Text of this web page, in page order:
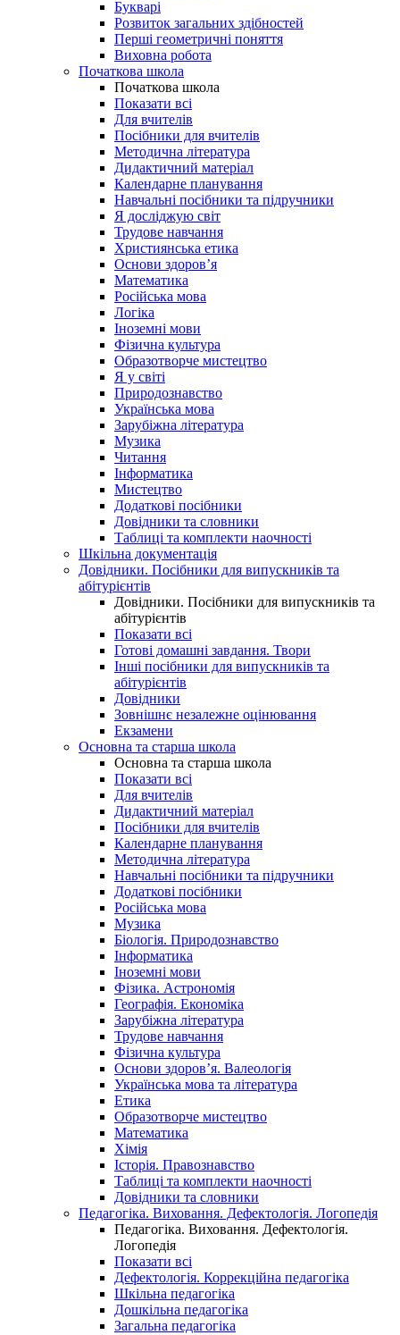
Букварі
Розвиток загальних здібностей
Перші геометричні поняття
Виховна робота
Початкова школа
Початкова школа
Показати всі
Для вчителів
Посібники для вчителів
Методична література
Дидактичний матеріал
Календарне планування
Навчальні посібники та підручники
Я досліджую світ
Трудове навчання
Християнська етика
Основи здоров’я
Математика
Російська мова
Логіка
Іноземні мови
Фізична культура
Образотворче мистецтво
Я у світі
Природознавство
Українська мова
Зарубіжна література
Музика
Читання
Інформатика
Мистецтво
Додаткові посібники
Довідники та словники
Таблиці та комплекти наочності
Шкільна документація
Довідники. Посібники для випускників та
абітурієнтів
Довідники. Посібники для випускників та
абітурієнтів
Показати всі
Готові домашні завдання. Твори
Інші посібники для випускників та
абітурієнтів
Довідники
Зовнішнє незалежне оцінювання
Екзамени
Основна та старша школа
Основна та старша школа
Показати всі
Для вчителів
Дидактичний матеріал
Посібники для вчителів
Календарне планування
Методична література
Навчальні посібники та підручники
Додаткові посібники
Російська мова
Музика
Біологія. Природознавство
Інформатика
Іноземні мови
Фізика. Астрономія
Географія. Економіка
Зарубіжна література
Трудове навчання
Фізична культура
Основи здоров’я. Валеологія
Українська мова та література
Етика
Образотворче мистецтво
Математика
Хімія
Історія. Правознавство
Таблиці та комплекти наочності
Довідники та словники
Педагогіка. Виховання. Дефектологія. Логопедія
Педагогіка. Виховання. Дефектологія.
Логопедія
Показати всі
Дефектологія. Коррекційна педагогіка
Шкільна педагогіка
Дошкільна педагогіка
Загальна педагогіка